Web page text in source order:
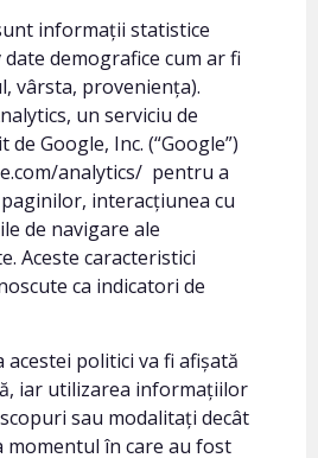
informații statistice
demografice cum ar fi
vârsta, proveniența).
un serviciu de
Google, Inc. (“Google”)
analytics/ pentru a
interacțiunea cu
de navigare ale
Aceste caracteristici
ca indicatori de
acestei politici va fi afișată
iar utilizarea informațiilor
sau modalitați decât
momentul în care au fost